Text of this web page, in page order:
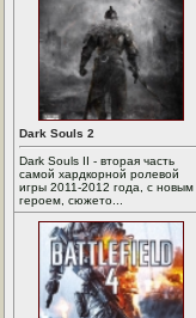
Dark Souls 2
Dark Souls II - вторая часть
самой хардкорной ролевой
игры 2011-2012 года, с новым
героем, сюжето...